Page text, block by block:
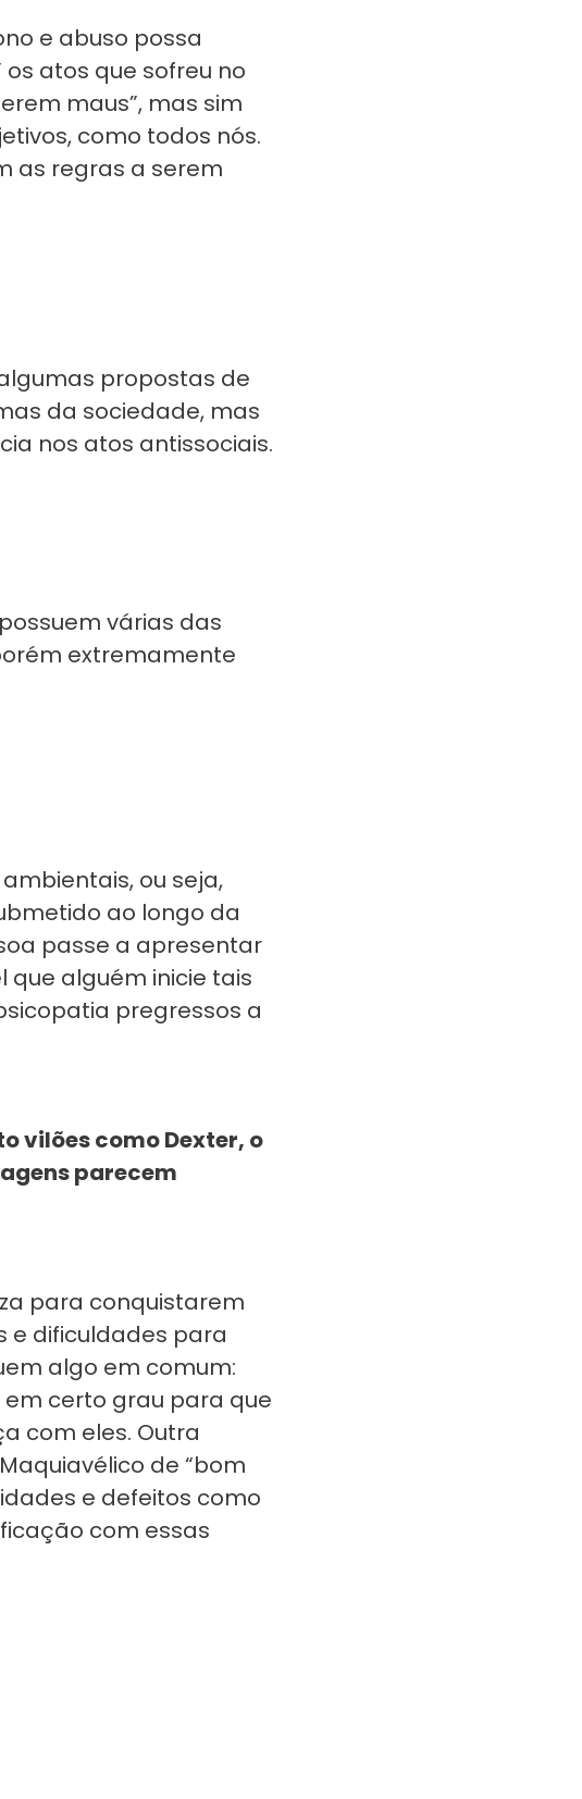
e abuso possa
atos que sofreu no
maus”, mas sim
como todos nós.
as regras a serem
propostas de
da sociedade, mas
nos atos antissociais.
várias das
extremamente
ou seja,
ao longo da
passe a apresentar
alguém inicie tais
pregressos a
vilões como Dexter, o
parecem
para conquistarem
e dificuldades para
algo em comum:
certo grau para que
com eles. Outra
de “bom
e defeitos como
com essas